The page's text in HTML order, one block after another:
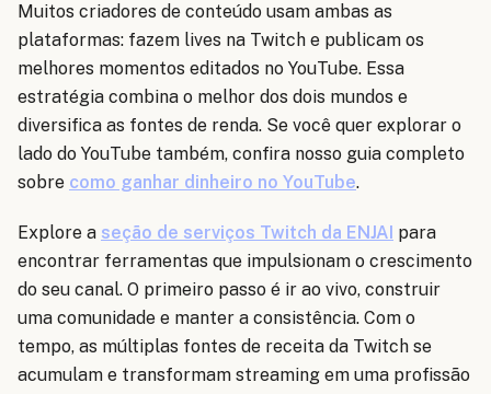
Muitos criadores de conteúdo usam ambas as
plataformas: fazem lives na Twitch e publicam os
melhores momentos editados no YouTube. Essa
estratégia combina o melhor dos dois mundos e
diversifica as fontes de renda. Se você quer explorar o
lado do YouTube também, confira nosso guia completo
sobre como ganhar dinheiro no YouTube.
Explore a seção de serviços Twitch da ENJAI para
encontrar ferramentas que impulsionam o crescimento
do seu canal. O primeiro passo é ir ao vivo, construir
uma comunidade e manter a consistência. Com o
tempo, as múltiplas fontes de receita da Twitch se
acumulam e transformam streaming em uma profissão